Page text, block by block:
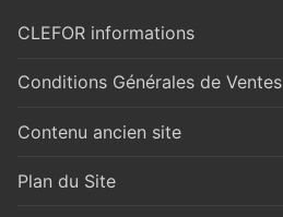
CLEFOR informations
Conditions Générales de Ventes
Contenu ancien site
Plan du Site